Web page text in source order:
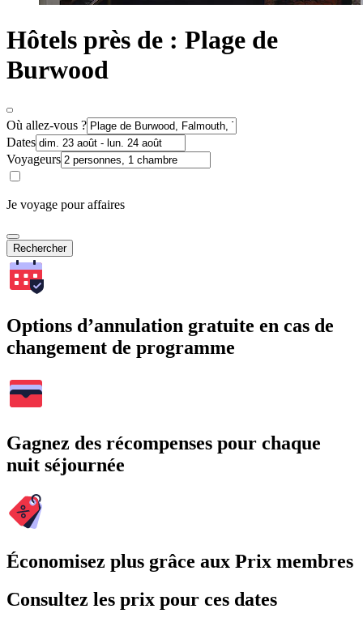
Hôtels près de : Plage de
Burwood
Où allez-vous ?
Dates
Voyageurs
Je voyage pour affaires
Rechercher
Options d’annulation gratuite en cas de
changement de programme
Gagnez des récompenses pour chaque
nuit séjournée
Économisez plus grâce aux Prix membres
Consultez les prix pour ces dates